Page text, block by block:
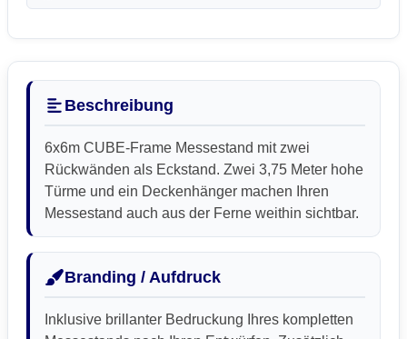
Beschreibung
6x6m CUBE-Frame Messestand mit zwei
Rückwänden als Eckstand. Zwei 3,75 Meter hohe
Türme und ein Deckenhänger machen Ihren
Messestand auch aus der Ferne weithin sichtbar.
Branding / Aufdruck
Inklusive brillanter Bedruckung Ihres kompletten